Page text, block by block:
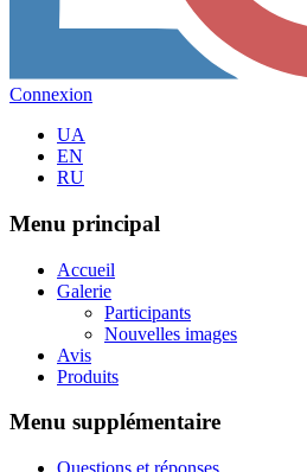
Connexion
UA
EN
RU
Menu principal
Accueil
Galerie
Participants
Nouvelles images
Avis
Produits
Menu supplémentaire